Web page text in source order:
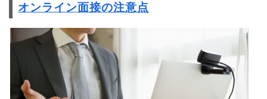
オンライン面接の注意点